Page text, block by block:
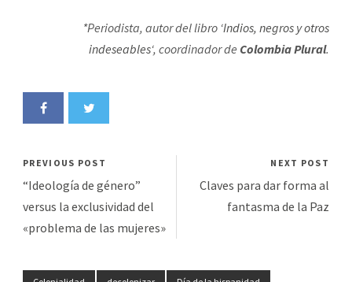
*Periodista, autor del libro ‘Indios, negros y otros
indeseables‘, coordinador de Colombia Plural.
PREVIOUS POST
“Ideología de género”
versus la exclusividad del
«problema de las mujeres»
NEXT POST
Claves para dar forma al
fantasma de la Paz